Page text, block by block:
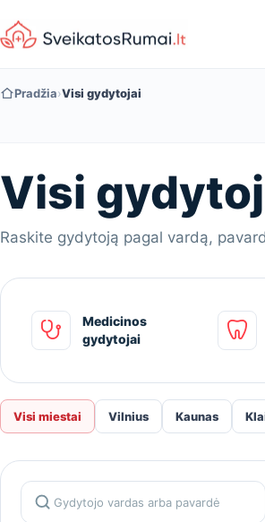
Pradžia›Visi gydytojai
Visi
Raskite gydytoją pagal vardą,
Medicinos
gydytojai
Visi miestai Vilnius Kaunas